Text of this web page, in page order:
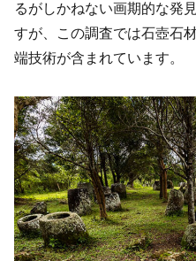
るがしかねない画期的な発
すが、この調査では石壺石
端技術が含まれています。